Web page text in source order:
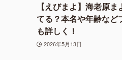
【えびまよ】海老原
てる？本名や年齢など
も詳しく！
2026年5月13日